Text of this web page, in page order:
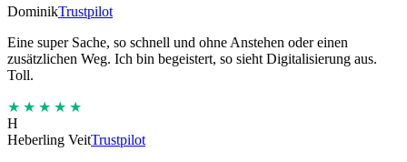
DominikTrustpilot
Eine super Sache, so schnell und ohne Anstehen oder einen
zusätzlichen Weg. Ich bin begeistert, so sieht Digitalisierung aus.
Toll.
★★★★★
H
Heberling VeitTrustpilot